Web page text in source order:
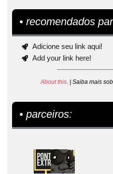
• recomendados
Adicione seu link aqui!
Add your link here!
About this. | Saiba mais
• parceiros: